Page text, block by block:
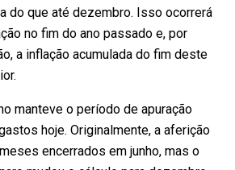
do que até dezembro. Isso ocorrerá
no fim do ano passado e, por
a inflação acumulada do fim deste
manteve o período de apuração
hoje. Originalmente, a aferição
encerrados em junho, mas o